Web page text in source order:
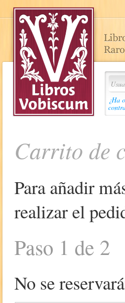
¿Ha
Carrito de
Para añadir
realizar el
Paso 1 de 2
No se